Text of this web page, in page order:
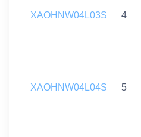
XAOHNW04L03S 4
XAOHNW04L04S 5